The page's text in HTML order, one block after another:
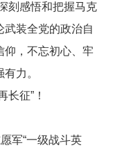
刻感悟和把握马克
武装全党的政治自
仰，不忘初心、牢
力。
征”！
军“一级战斗英